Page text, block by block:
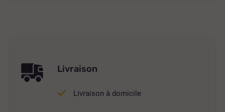
Livraison
Livraison à domicile